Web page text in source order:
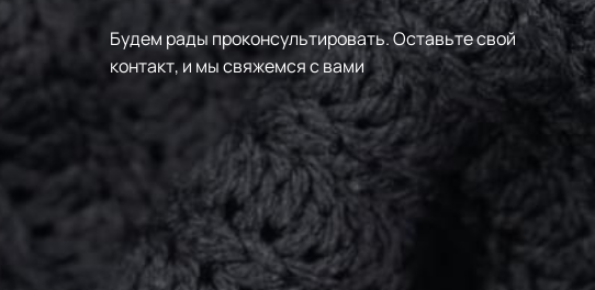
Будем рады проконсультировать.Оставьте свой
контакт, и мы свяжемся с вами